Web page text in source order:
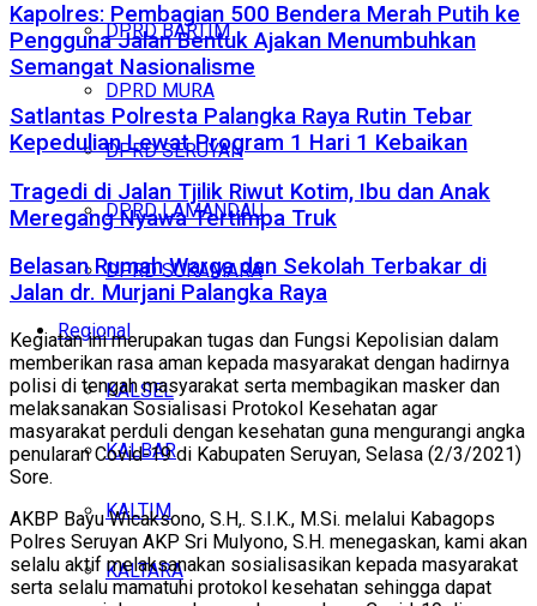
DPRD BARTIM
DPRD MURA
DPRD SERUYAN
DPRD LAMANDAU
DPRD SUKAMARA
Regional
KALSEL
KALBAR
KALTIM
KALTARA
Kapolres: Pembagian 500 Bendera Merah Putih ke
Pengguna Jalan Bentuk Ajakan Menumbuhkan
Semangat Nasionalisme
Satlantas Polresta Palangka Raya Rutin Tebar
Kepedulian Lewat Program 1 Hari 1 Kebaikan
Tragedi di Jalan Tjilik Riwut Kotim, Ibu dan Anak
Meregang Nyawa Tertimpa Truk
Belasan Rumah Warga dan Sekolah Terbakar di
Jalan dr. Murjani Palangka Raya
Kegiatan ini merupakan tugas dan Fungsi Kepolisian dalam
memberikan rasa aman kepada masyarakat dengan hadirnya
polisi di tengah masyarakat serta membagikan masker dan
melaksanakan Sosialisasi Protokol Kesehatan agar
masyarakat perduli dengan kesehatan guna mengurangi angka
penularan Covid-19 di Kabupaten Seruyan, Selasa (2/3/2021)
Sore.
AKBP Bayu Wicaksono, S.H,. S.I.K., M.Si. melalui Kabagops
Polres Seruyan AKP Sri Mulyono, S.H. menegaskan, kami akan
selalu aktif melaksanakan sosialisasikan kepada masyarakat
serta selalu mamatuhi protokol kesehatan sehingga dapat